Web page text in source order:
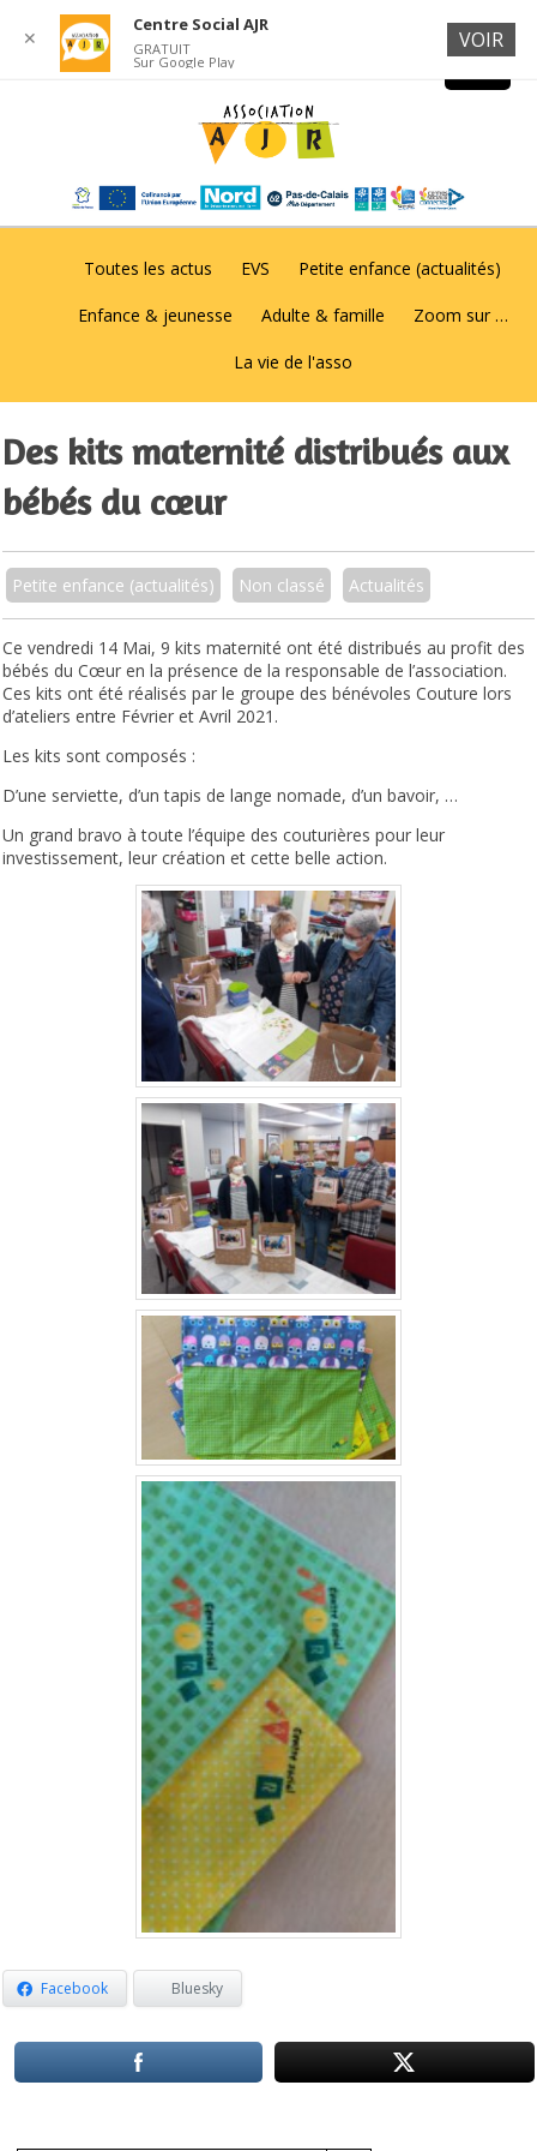
Toutes les actus EVS Petite enfance (actualités)
Enfance & jeunesse Adulte & famille Zoom sur …
La vie de l'asso
Des kits maternité distribués aux
bébés du cœur
Petite enfance (actualités) Non classé Actualités
Ce vendredi 14 Mai, 9 kits maternité ont été distribués au profit des
bébés du Cœur en la présence de la responsable de l’association.
Ces kits ont été réalisés par le groupe des bénévoles Couture lors
d’ateliers entre Février et Avril 2021.
Les kits sont composés :
D’une serviette, d’un tapis de lange nomade, d’un bavoir, …
Un grand bravo à toute l’équipe des couturières pour leur
investissement, leur création et cette belle action.
Facebook Bluesky
✕
Centre Social AJR
GRATUIT
Sur Google Play
VOIR